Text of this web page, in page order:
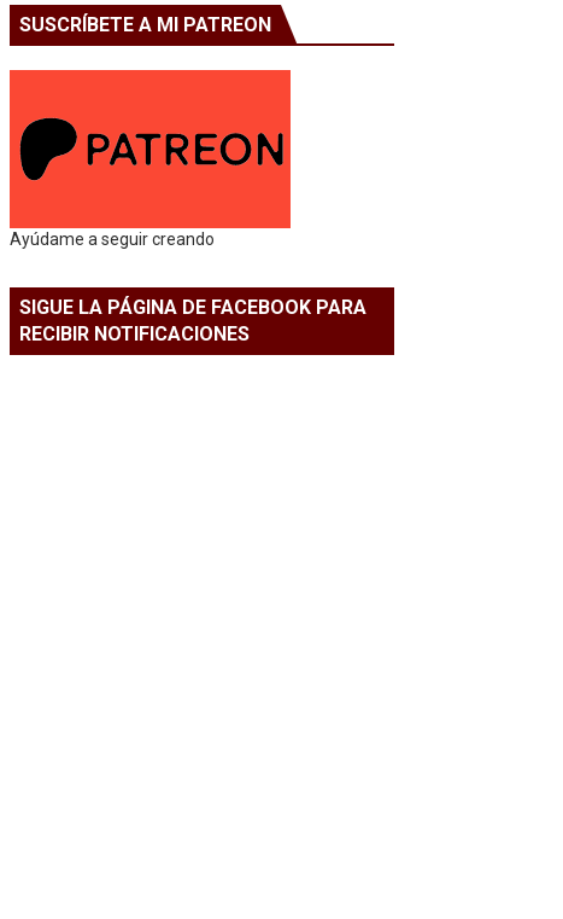
SUSCRÍBETE A MI PATREON
Ayúdame a seguir creando
SIGUE LA PÁGINA DE FACEBOOK PARA
RECIBIR NOTIFICACIONES